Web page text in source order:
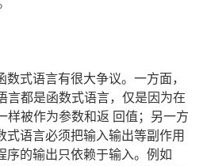
式语言有很大争议。一方面，
言都是函数式语言，仅是因为在
样被作为参数和返 回值；另一方
式语言必须把输入输出等副作用
序的输出只依赖于输入。例如